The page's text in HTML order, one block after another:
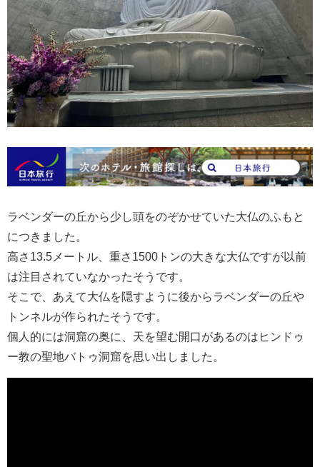
ラベンダーの丘から少し頭をのぞかせていた大仏のふもと
につきました。
高さ13.5メートル、重さ1500トンの大きな大仏ですが以前
は注目されていなかったそうです。
そこで、あえて大仏を隠すように後からラベンダーの丘や
トンネルが作られたそうです。
個人的には洞窟の奥に、天を望む開口があるのはヒンドゥ
ー教の聖地バトゥ洞窟を思い出しました。